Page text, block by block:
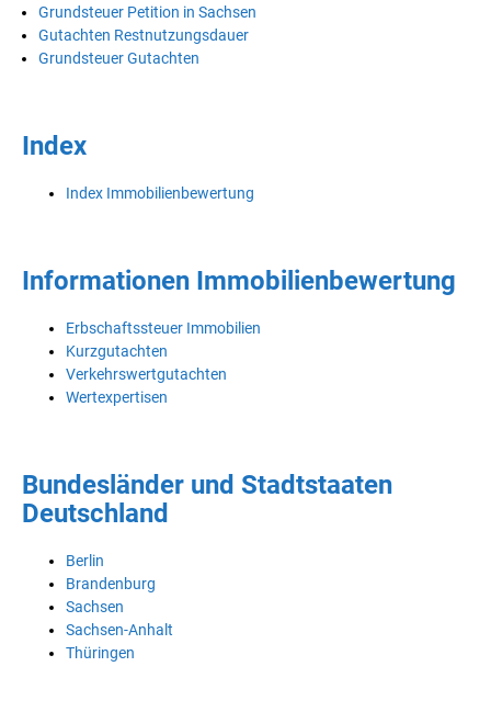
Grundsteuer Petition in Sachsen
Gutachten Restnutzungsdauer
Grundsteuer Gutachten
Index
Index Immobilienbewertung
Informationen Immobilienbewertung
Erbschaftssteuer Immobilien
Kurzgutachten
Verkehrswertgutachten
Wertexpertisen
Bundesländer und Stadtstaaten
Deutschland
Berlin
Brandenburg
Sachsen
Sachsen-Anhalt
Thüringen